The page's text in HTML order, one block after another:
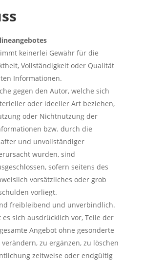
keinerlei Gewähr für die
Vollständigkeit oder Qualität
Informationen.
gegen den Autor, welche sich
oder ideeller Art beziehen,
oder Nichtnutzung der
bzw. durch die
und unvollständiger
wurden, sind
sofern seitens des
vorsätzliches oder grob
vorliegt.
freibleibend und unverbindlich.
sich ausdrücklich vor, Teile der
Angebot ohne gesonderte
zu ergänzen, zu löschen
zeitweise oder endgültig